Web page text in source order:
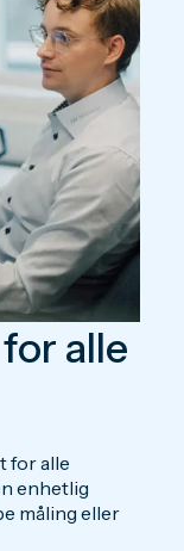
alle
for alle
enhetlig
måling eller